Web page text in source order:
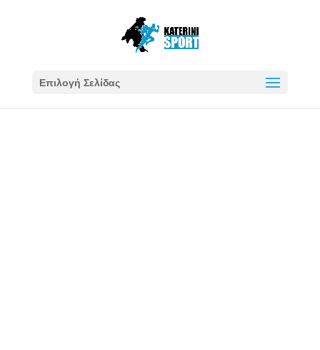
Επιλογή Σελίδας